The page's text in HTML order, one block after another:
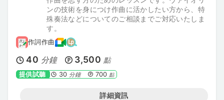
ンの技術を身につけ作曲に活かしたい方から、特
殊奏法などについてのご相談までご対応いたしま
す。
作詞作曲
40 分鐘 3,500 點
提供試聽 30 分鐘 700 點
詳細資訊